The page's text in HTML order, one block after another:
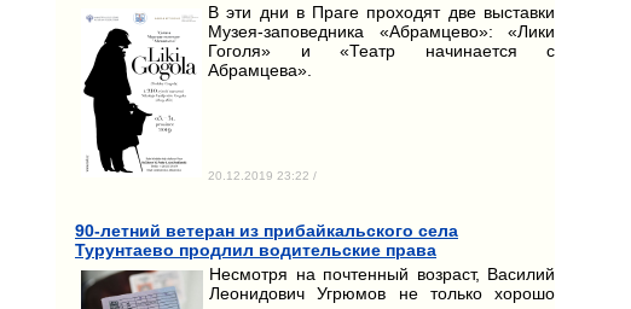
В эти дни в Праге проходят две выставки
Музея-заповедника «Абрамцево»: «Лики
Гоголя» и «Театр начинается с
Абрамцева».
20.12.2019 23:22 /
90-летний ветеран из прибайкальского села
Турунтаево продлил водительские права
Несмотря на почтенный возраст, Василий
Леонидович Угрюмов не только хорошо